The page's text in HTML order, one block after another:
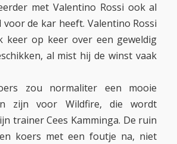
met Valentino Rossi ook al
voor de kar heeft. Valentino Rossi
keer op keer over een geweldig
al mist hij de winst vaak
zou normaliter een mooie
zijn voor Wildfire, die wordt
trainer Cees Kamminga. De ruin
koers met een foutje na, niet